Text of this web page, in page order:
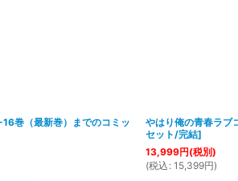
16巻（最新巻）までのコミッ
やはり俺の青春ラブ
セット/完結]
13,999円(税別)
(税込 : 15,399円)